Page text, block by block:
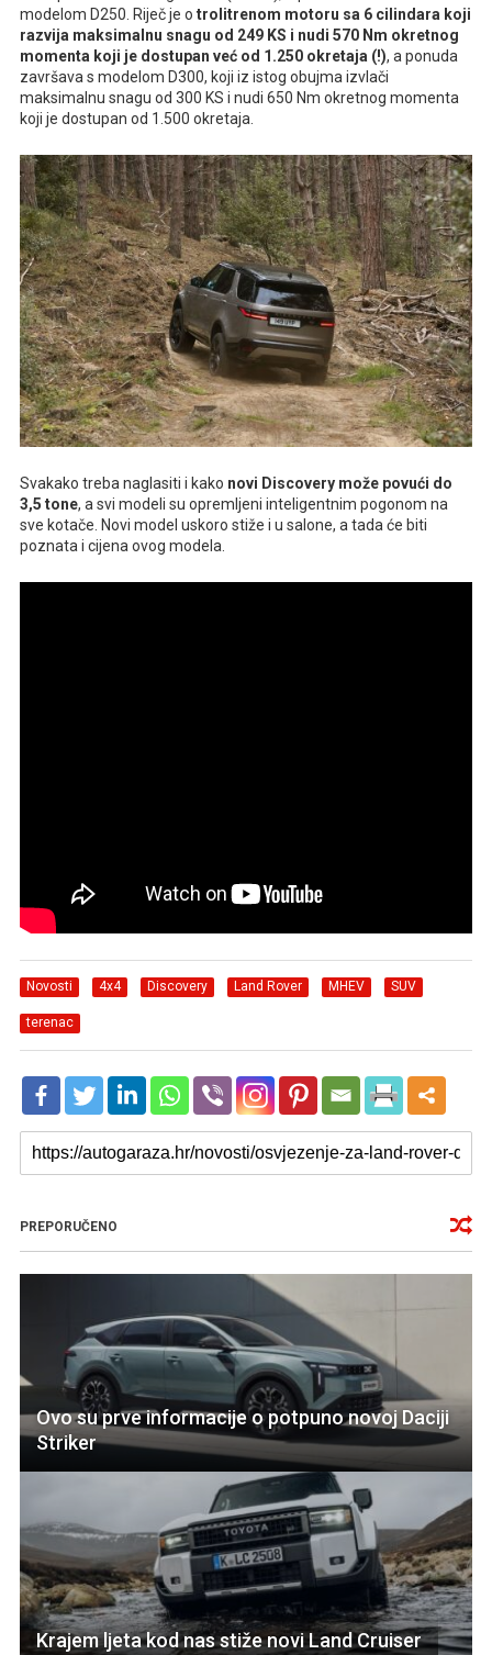
modelom D250. Riječ je o trolitrenom motoru sa 6 cilindara koji
razvija maksimalnu snagu od 249 KS i nudi 570 Nm okretnog
momenta koji je dostupan već od 1.250 okretaja (!), a ponuda
završava s modelom D300, koji iz istog obujma izvlači
maksimalnu snagu od 300 KS i nudi 650 Nm okretnog momenta
koji je dostupan od 1.500 okretaja.
Svakako treba naglasiti i kako novi Discovery može povući do
3,5 tone, a svi modeli su opremljeni inteligentnim pogonom na
sve kotače. Novi model uskoro stiže i u salone, a tada će biti
poznata i cijena ovog modela.
Novosti 4x4 Discovery Land Rover MHEV SUV
terenac
PREPORUČENO
Ovo su prve informacije o potpuno novoj Daciji
Striker
Krajem ljeta kod nas stiže novi Land Cruiser